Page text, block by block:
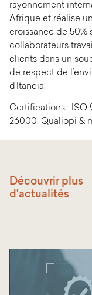
rayonnement
Afrique et réalise
croissance de 50%
collaborateurs
clients dans un
de respect de
d’Itancia.
Certifications : ISO
26000, Qualiopi &
Découvrir plus
d'actualités